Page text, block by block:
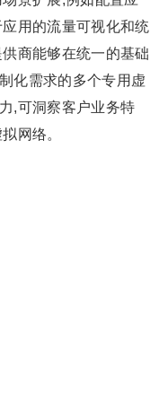
用的流量可视化和统
商能够在统一的基础
化需求的多个专用虚
,可洞察客户业务特
网络。